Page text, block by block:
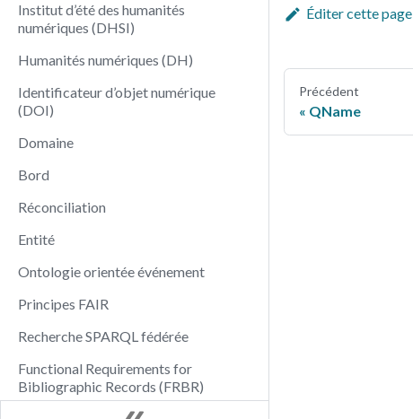
Institut d’été des humanités
numériques (DHSI)
Humanités numériques (DH)
Identificateur d’objet numérique
(DOI)
Domaine
Bord
Réconciliation
Entité
Ontologie orientée événement
Principes FAIR
Recherche SPARQL fédérée
Functional Requirements for
Bibliographic Records (FRBR)
Éditer cette page
Précédent
QName